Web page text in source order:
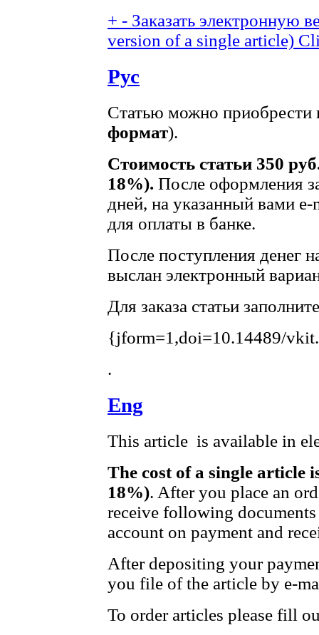
+ - Заказать электронную
version of a single article)
Рус
Статью можно приобрести
формат).
Стоимость статьи 350
18%). После оформления
дней, на указанный вами
для оплаты в банке.
После поступления денег
выслан электронный
Для заказа статьи
{jform=1,doi=10.14489/
.
Eng
This article is available in
The cost of a single article
18%). After you place an
receive following
account on payment and
After depositing your
you file of the article by e-
To order articles please fill